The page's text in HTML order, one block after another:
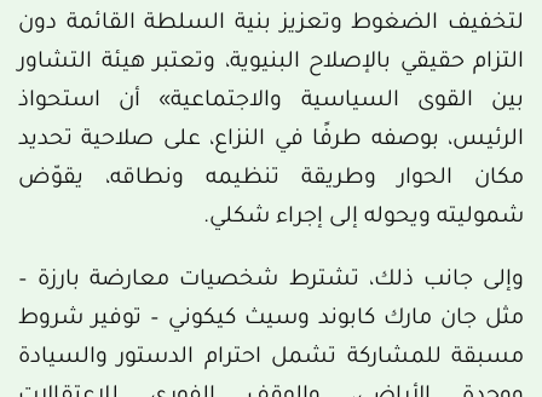
لتخفيف الضغوط وتعزيز بنية السلطة القائمة دون
التزام حقيقي بالإصلاح البنيوية، وتعتبر هيئة التشاور
بين القوى السياسية والاجتماعية» أن استحواذ
الرئيس، بوصفه طرفًا في النزاع، على صلاحية تحديد
مكان الحوار وطريقة تنظيمه ونطاقه، يقوّض
شموليته ويحوله إلى إجراء شكلي.
وإلى جانب ذلك، تشترط شخصيات معارضة بارزة –
مثل جان مارك كابوند وسيث كيكوني – توفير شروط
مسبقة للمشاركة تشمل احترام الدستور والسيادة